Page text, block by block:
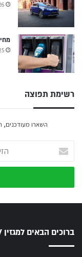
רשימת תפוצה
השארו מעודכנים,
את
כתובת
שלך
ברוכים הבאים למגזין EV